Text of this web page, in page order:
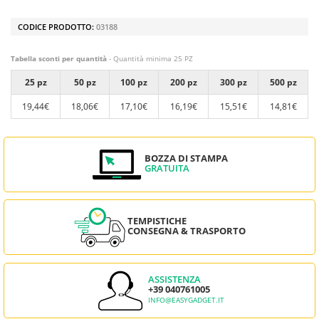
CODICE PRODOTTO: 03188
Tabella sconti per quantità - Quantità minima 25 PZ
25 pz 50 pz 100 pz 200 pz 300 pz
500 pz
19,44€
18,06€ 17,10€ 16,19€ 15,51€ 14,81€
BOZZA DI STAMPA
GRATUITA
TEMPISTICHE
CONSEGNA & TRASPORTO
ASSISTENZA
+39 040761005
INFO@EASYGADGET.IT